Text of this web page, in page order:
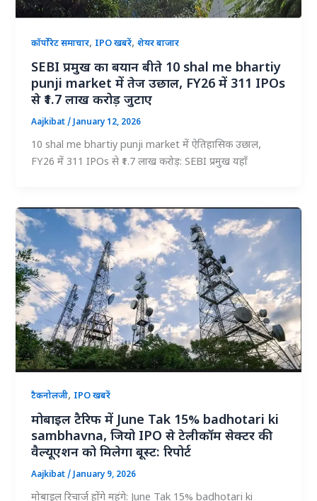
कॉर्पोरेट समाचार, IPO खबरें,शेयर बाजार
SEBI प्रमुख का बयान बीते 10 shal me bhartiy
punji market में तेज उछाल, FY26 में 311 IPOs
से ₹1.7 लाख करोड़ जुटाए
Aajkibat/January 12, 2026
10 shal me bhartiy punji market में ऐतिहासिक उछाल,
FY26 में 311 IPOs से ₹1.7 लाख करोड़: SEBI प्रमुख यहाँ
टैकनोलजी, IPO खबरें
मोबाइल टैरिफ में June Tak 15% badhotari ki
sambhavna, जियो IPO से टेलीकॉम सेक्टर की
वैल्यूएशन को मिलेगा बूस्ट: रिपोर्ट
Aajkibat/January 9, 2026
मोबाइल रिचार्ज होंगे महंगे: June Tak 15% badhotari ki